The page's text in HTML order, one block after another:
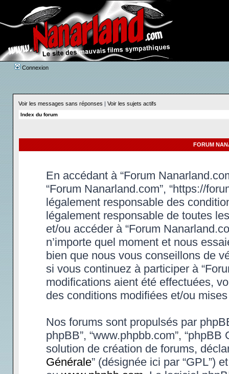
Connexion
Voir les messages sans réponses | Voir les sujets actifs
Index du forum
FORUM
En accédant à “Forum
“Forum Nanarland.com”, “https://
légalement responsable des
légalement responsable de toutes
et/ou accéder à “Forum
n’importe quel moment et nous
bien que nous vous conseillons de
si vous continuez à participer à
modifications aient été effectuées,
des conditions modifiées et/ou
Nos forums sont propulsés par
phpBB”, “www.phpbb.com”,
solution de création de forums,
Générale” (désignée ici par “GPL”)